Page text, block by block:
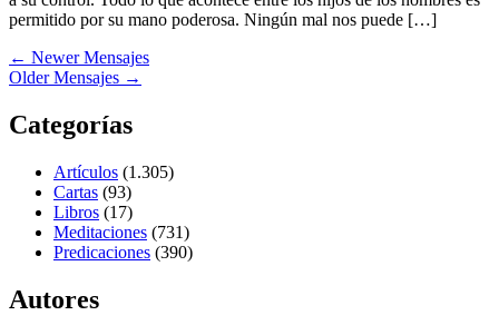
permitido por su mano poderosa. Ningún mal nos puede […]
← Newer Mensajes
Older Mensajes →
Categorías
Artículos (1.305)
Cartas (93)
Libros (17)
Meditaciones (731)
Predicaciones (390)
Autores